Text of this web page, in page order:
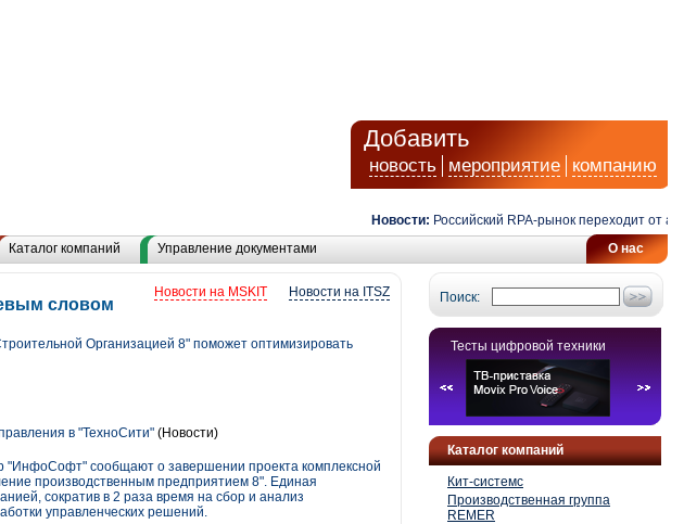
Добавить
новость мероприятие компанию
Новости: Российский RPA-рынок переходит от
О нас
Каталог компаний Управление документами
Поиск:
Тесты цифровой техники
Каталог компаний
Кит-системс
Производственная группа
REMER
Новости на ITSZ
Новости на MSKIT
словом
Организацией 8" поможет оптимизировать
в "ТехноСити" (Новости)
"ИнфоСофт" сообщают о завершении проекта комплексной
производственным предприятием 8". Единая
сократив в 2 раза время на сбор и анализ
управленческих решений.